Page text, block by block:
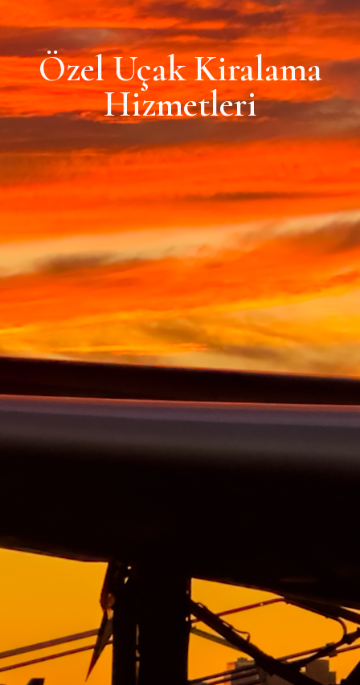
Özel Uçak Kiralama
Hizmetleri